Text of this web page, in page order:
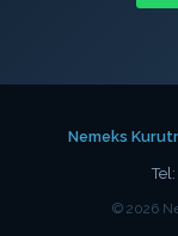
Nemeks
Tel:
© 2026